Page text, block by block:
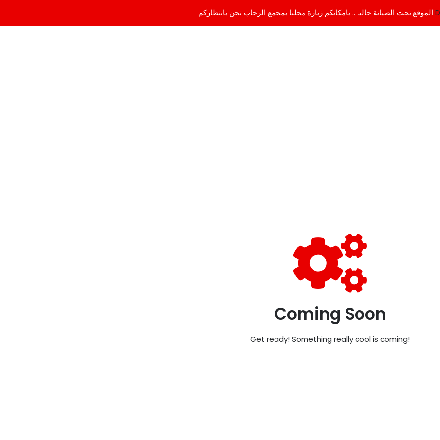
Coming Soon
Get ready! Something really cool is coming!